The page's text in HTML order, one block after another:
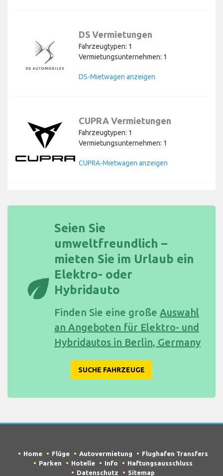
DS Vermietungen
Fahrzeugtypen: 1
Vermietungsunternehmen: 1
DS-Mietwagen anzeigen
CUPRA Vermietungen
Fahrzeugtypen: 1
Vermietungsunternehmen: 1
CUPRA-Mietwagen anzeigen
eco
Seien Sie
umweltfreundlich –
mieten Sie im Urlaub ein
Elektro- oder
Hybridauto
Finden Sie eine große Auswahl
an Angeboten für Elektro- und
Hybridautos in Berlin, Germany
SUCHE FAHRZEUGE
Home Flüge Autovermietung
Flughafen Transfers
Parken
Hotelle Info
Haftungsausschluss
Datenschutz
Sitemap